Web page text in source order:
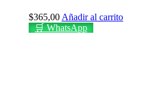
$365,00 Añadir al carrito
🛒 WhatsApp